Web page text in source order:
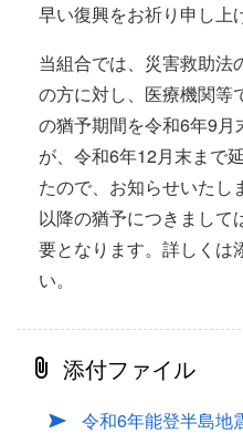
早い復興をお祈り申し上
当組合では、災害救助法
の方に対し、医療機関等
の猶予期間を令和6年9月
が、令和6年12月末まで
たので、お知らせいたし
以降の猶予につきまして
要となります。詳しくは
い。
添付ファイル
令和6年能登半島地